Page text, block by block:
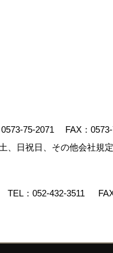
0573-75-2071
FAX：
、日祝日、その他会社規
TEL： 052-432-3511